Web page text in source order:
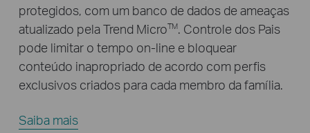
protegidos, com um banco de dados de ameaças
atualizado pela Trend MicroTM. Controle dos Pais
pode limitar o tempo on-line e bloquear
conteúdo inapropriado de acordo com perfis
exclusivos criados para cada membro da família.
Saiba mais